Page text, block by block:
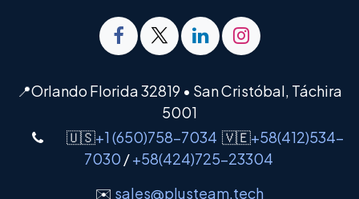
📍Orlando Florida 32819 • San Cristóbal, Táchira
5001
🇺🇸+1 (650)758-7034 🇻🇪+58(412)534-
7030 /+58(424)725-23304
✉️ sales@plusteam.tech